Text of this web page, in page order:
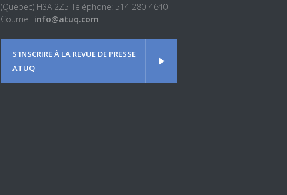
(Québec) H3A 2Z5 Téléphone: 514 280-4640
Courriel: info@atuq.com
S'INSCRIRE À LA REVUE DE PRESSE
ATUQ